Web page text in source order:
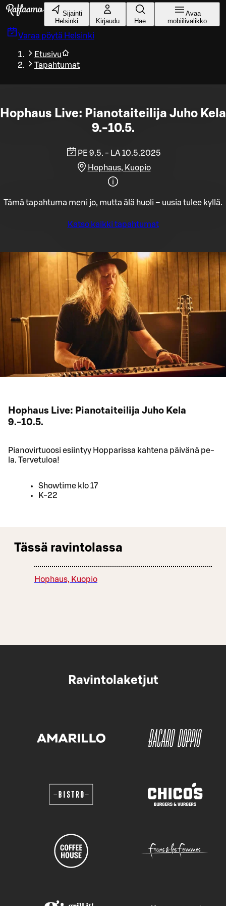
Siirry pääsisältöön
Sijainti
Helsinki
Kirjaudu Hae
Avaa
mobiilivalikko
Varaa pöytä Helsinki
Etusivu
Tapahtumat
Hophaus Live: Pianotaiteilija Juho Kela
9.-10.5.
PE 9.5. - LA 10.5.2025
Hophaus, Kuopio
Tämä tapahtuma meni jo, mutta älä huoli – uusia tulee kyllä.
Katso kaikki tapahtumat
Hophaus Live: Pianotaiteilija Juho Kela
9.-10.5.
Pianovirtuoosi esiintyy Hopparissa kahtena päivänä pe-
la. Tervetuloa!
Showtime klo 17
K-22
Tässä ravintolassa
Hophaus, Kuopio
Ravintolaketjut